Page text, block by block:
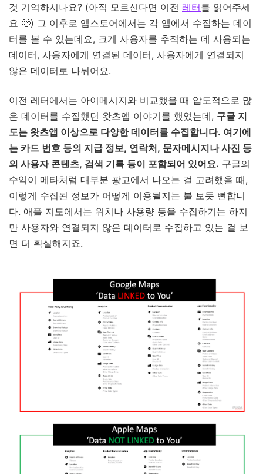
것 기억하시나요? (아직 모르신다면 이전 레터를 읽어주세
요 🧐) 그 이후로 앱스토어에서는 각 앱에서 수집하는 데이
터를 볼 수 있는데요, 크게 사용자를 추적하는 데 사용되는
데이터, 사용자에게 연결된 데이터, 사용자에게 연결되지
않은 데이터로 나뉘어요.
이전 레터에서는 아이메시지와 비교했을 때 압도적으로 많
은 데이터를 수집했던 왓츠앱 이야기를 했었는데, 구글 지
도는 왓츠앱 이상으로 다양한 데이터를 수집합니다. 여기에
는 카드 번호 등의 지급 정보, 연락처, 문자메시지나 사진 등
의 사용자 콘텐츠, 검색 기록 등이 포함되어 있어요. 구글의
수익이 메타처럼 대부분 광고에서 나오는 걸 고려했을 때,
이렇게 수집된 정보가 어떻게 이용될지는 불 보듯 뻔합니
다. 애플 지도에서는 위치나 사용량 등을 수집하기는 하지
만 사용자와 연결되지 않은 데이터로 수집하고 있는 걸 보
면 더 확실해지죠.